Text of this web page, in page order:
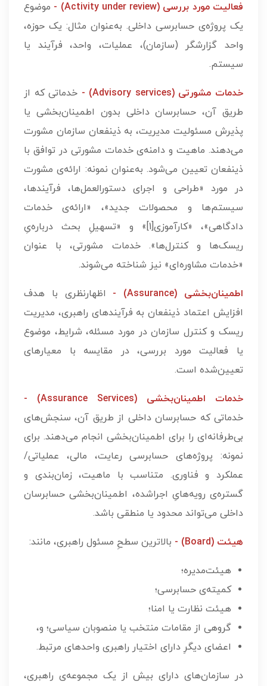
فعالیت مورد بررسی (Activity under review) -
موضوع
یک پروژه‌ی حسابرسی داخلی. به‌عنوان مثال: یک حوزه،
واحد گزارشگر (سازمان)، عملیات، واحد، فرآیند یا
سیستم.
خدمات مشورتی (Advisory services) -
خدماتی که از
طریق آن، حسابرسان داخلی بدون اطمینان‌بخشی یا
پذیرش مسئولیت مدیریت، به ذینفعان سازمان مشورت
می‌دهند. ماهیت و دامنه‌ی خدمات مشورتی در توافق با
ذینفعان تعیین می‌شود. به‌عنوان نمونه: ارائه‌ی مشورت
در مورد «طراحی و اجرای دستورالعمل­‌ها، فرآیندها،
سیستم‌­ها و محصولات جدید»، «ارائه‌ی خدمات
دادگاهی»، «کارآموزی[1]» و «تسهیلِ بحث درباره‌یِ
ریسک‌ها و کنترل‌ها». خدمات مشورتی، با عنوان
«خدمات مشاوره‌ای» نیز شناخته می‌شوند.
اطمینان‌بخشی (Assurance) -
اظهارنظری با هدف
افزایش اعتماد ذینفعان به فرآیندهای راهبری، مدیریت
ریسک و کنترل سازمان در مورد مسئله، شرایط، موضوع
یا فعالیت مورد بررسی، در مقایسه با معیارهای
تعیین‌شده است.
خدمات اطمینان‌بخشی (Assurance Services) -
خدماتی که حسابرسان داخلی از طریق آن، سنجش‌های
بی‌طرفانه‌ای را برای اطمینان‌بخشی انجام می‌دهند. برای
نمونه: پروژه‌­های حسابرسی رعایت، مالی، عملیاتی/
عملکرد و فناوری. متناسب با ماهیت، زمان‌بندی و
گستره‌ی رویه‌هایِ اجراشده، اطمینان‌بخشی حسابرسان
داخلی می­‌تواند محدود یا منطقی باشد.
هیئت (Board) - بالاترین سطحِ مسئول راهبری، مانند:
هیئت‌­مدیره؛
کمیته‌ی حسابرسی؛
هیئت نظارت یا امنا؛
گروهی از مقامات منتخب یا منصوبان سیاسی؛ و،
اعضای دیگرِ دارای اختیار راهبری واحدهای مرتبط.
در سازمان‌­های دارای بیش از یک مجموعه‌ی راهبری،